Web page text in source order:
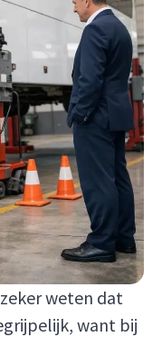
weten dat
want bij